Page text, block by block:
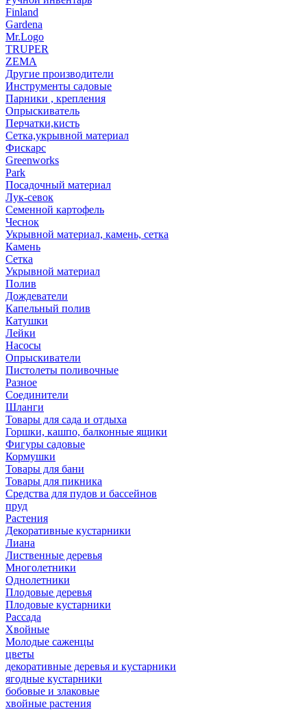
Finland
Gardena
Mr.Logo
TRUPER
ZEMA
Другие производители
Инструменты садовые
Парники , крепления
Опрыскиватель
Перчатки,кисть
Сетка,укрывной материал
Фискарс
Greenworks
Park
Посадочный материал
Лук-севок
Семенной картофель
Чеснок
Укрывной материал, камень, сетка
Камень
Сетка
Укрывной материал
Полив
Дождеватели
Капельный полив
Катушки
Лейки
Насосы
Опрыскиватели
Пистолеты поливочные
Разное
Соединители
Шланги
Товары для сада и отдыха
Горшки, кашпо, балконные ящики
Фигуры садовые
Кормушки
Товары для бани
Товары для пикника
Средства для пудов и бассейнов
пруд
Растения
Декоративные кустарники
Лиана
Лиственные деревья
Многолетники
Однолетники
Плодовые деревья
Плодовые кустарники
Рассада
Хвойные
Молодые саженцы
цветы
декоративные деревья и кустарники
ягодные кустарники
бобовые и злаковые
хвойные растения